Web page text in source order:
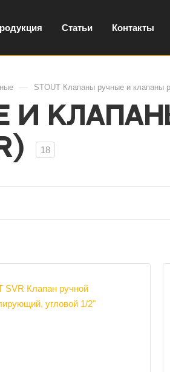
Статьи Контакты
— STOUT Клапаны ручные и клапаны
и
18